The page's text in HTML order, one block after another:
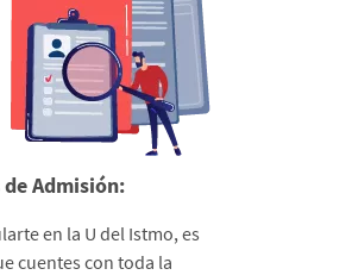
Admisión:
en la U del Istmo, es
cuentes con toda la